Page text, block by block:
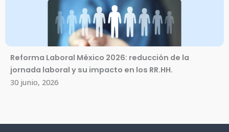
Reforma Laboral México 2026: reducción de la
jornada laboral y su impacto en los RR.HH.
30 junio, 2026